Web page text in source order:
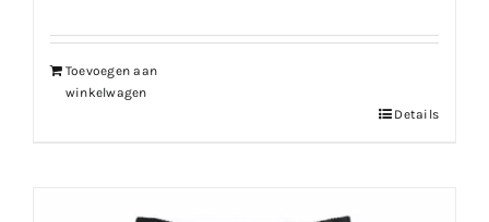
Toevoegen aan
winkelwagen
Details